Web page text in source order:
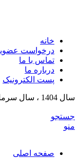
خانه
درخواست
تماس با ما
درباره ما
پست الکترونیک
سال 1404 ، سال سرمایه گذاری برای تولید
جستجو
منو
صفحه اصلی